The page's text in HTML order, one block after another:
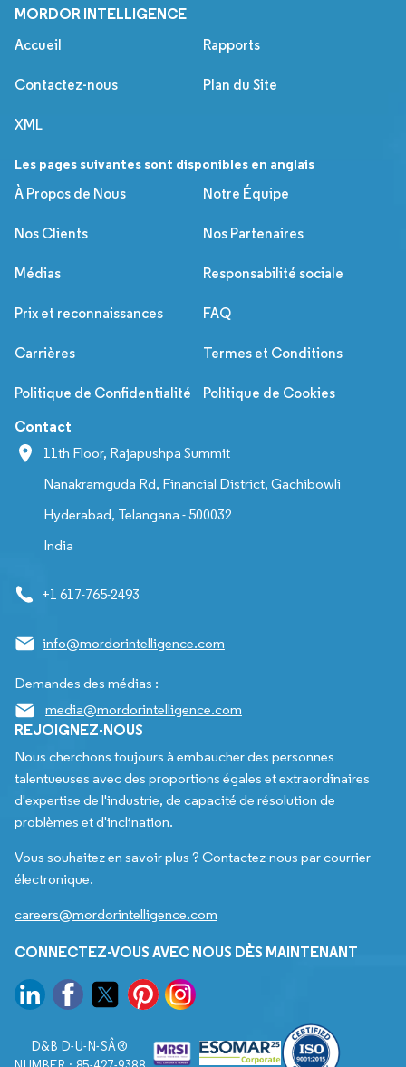
MORDOR INTELLIGENCE
Accueil Rapports
Contactez-nous Plan du Site
XML
Les pages suivantes sont disponibles en anglais
À Propos de Nous
Notre Équipe
Nos Clients Nos Partenaires
Médias Responsabilité sociale
Prix et reconnaissances FAQ
Carrières Termes et Conditions
Politique de Confidentialité Politique de Cookies
Contact
11th Floor, Rajapushpa Summit
Nanakramguda Rd, Financial District, Gachibowli
Hyderabad, Telangana - 500032
India
+1 617-765-2493
info@mordorintelligence.com
Demandes des médias :
media@mordorintelligence.com
REJOIGNEZ-NOUS
Nous cherchons toujours à embaucher des personnes
talentueuses avec des proportions égales et extraordinaires
d'expertise de l'industrie, de capacité de résolution de
problèmes et d'inclination.
Vous souhaitez en savoir plus ? Contactez-nous par courrier
électronique.
careers@mordorintelligence.com
CONNECTEZ-VOUS AVEC NOUS DÈS MAINTENANT
D&B D-U-N-SÂ®